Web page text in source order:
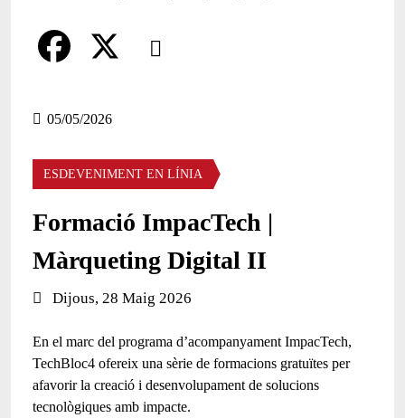
Comparteix
a
b
05/05/2026
ESDEVENIMENT EN LÍNIA
Formació ImpacTech |
Màrqueting Digital II
Data de l'esdeveniment:
Dijous, 28 Maig 2026
En el marc del programa d’acompanyament ImpacTech,
TechBloc4 ofereix una sèrie de formacions gratuïtes per
afavorir la creació i desenvolupament de solucions
tecnològiques amb impacte.